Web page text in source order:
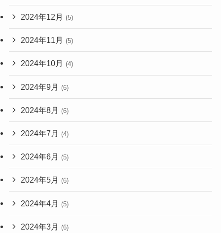
2024年12月 (5)
2024年11月 (5)
2024年10月 (4)
2024年9月 (6)
2024年8月 (6)
2024年7月 (4)
2024年6月 (5)
2024年5月 (6)
2024年4月 (5)
2024年3月 (6)